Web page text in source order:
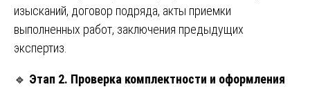
изысканий, договор подряда, акты приемки
выполненных работ, заключения предыдущих
экспертиз.
🔹 Этап 2. Проверка комплектности и оформления